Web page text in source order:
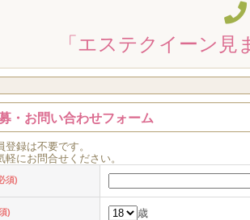
「エステクイーン見
・お問い合わせフォーム
登録は不要です。
軽にお問合せください。
須)
) 歳